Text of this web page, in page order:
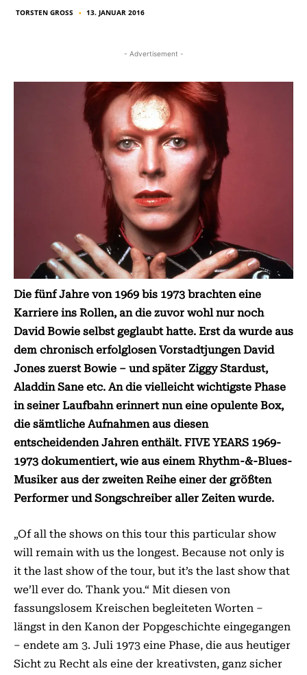
TORSTEN GROSS ■ 13. JANUAR 2016
- Advertisement -
Die fünf Jahre von 1969 bis 1973 brachten eine
Karriere ins Rollen, an die zuvor wohl nur noch
David Bowie selbst geglaubt hatte. Erst da wurde aus
dem chronisch erfolglosen Vorstadtjungen David
Jones zuerst Bowie – und später Ziggy Stardust,
Aladdin Sane etc. An die vielleicht wichtigste Phase
in seiner Laufbahn erinnert nun eine opulente Box,
die sämtliche Aufnahmen aus diesen
entscheidenden Jahren enthält. FIVE YEARS 1969-
1973 dokumentiert, wie aus einem Rhythm-&-Blues-
Musiker aus der zweiten Reihe einer der größten
Performer und Songschreiber aller Zeiten wurde.
„Of all the shows on this tour this particular show
will remain with us the longest. Because not only is
it the last show of the tour, but it’s the last show that
we’ll ever do. Thank you.“ Mit diesen von
fassungslosem Kreischen begleiteten Worten –
längst in den Kanon der Popgeschichte eingegangen
– endete am 3. Juli 1973 eine Phase, die aus heutiger
Sicht zu Recht als eine der kreativsten, ganz sicher